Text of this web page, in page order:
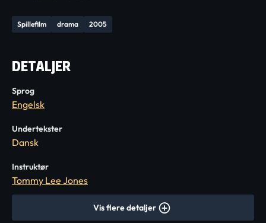
Spillefilm drama 2005
DETALJER
Sprog
Engelsk
Undertekster
Dansk
Instruktør
Tommy Lee Jones
Vis flere detaljer